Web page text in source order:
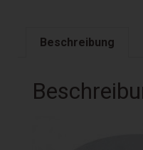
Beschreibung